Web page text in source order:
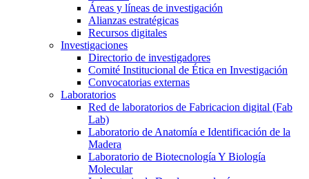
Áreas y líneas de investigación
Alianzas estratégicas
Recursos digitales
Investigaciones
Directorio de investigadores
Comité Institucional de Ética en Investigación
Convocatorias externas
Laboratorios
Red de laboratorios de Fabricacion digital (Fab
Lab)
Laboratorio de Anatomía e Identificación de la
Madera
Laboratorio de Biotecnología Y Biología
Molecular